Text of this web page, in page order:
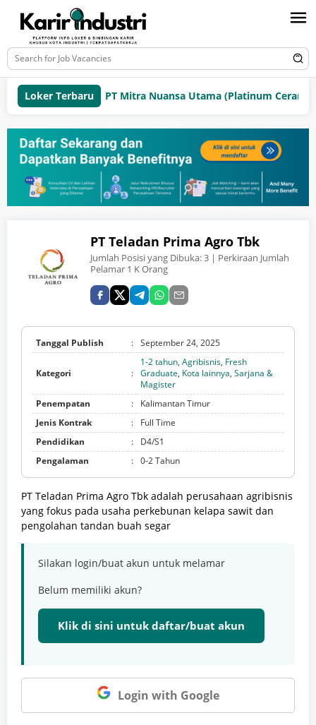
Loker TerbaruPT Mitra Nuansa Utama (Platinum Ceramics
PT Teladan Prima Agro Tbk
Jumlah Posisi yang Dibuka:3 | Perkiraan Jumlah
Pelamar 1 K Orang
Tanggal Publish : September 24, 2025
Kategori :
1-2 tahun, Agribisnis, Fresh
Graduate, Kota lainnya, Sarjana &
Magister
Penempatan
:
Kalimantan Timur
Jenis Kontrak
:
Full Time
Pendidikan
:
D4/S1
Pengalaman
: 0-2 Tahun
PT Teladan Prima Agro Tbk adalah perusahaan agribisnis
yang fokus pada usaha perkebunan kelapa sawit dan
pengolahan tandan buah segar
Silakan login/buat akun untuk melamar
Belum memiliki akun?
Klik di sini untuk daftar/buat akun
Login with Google